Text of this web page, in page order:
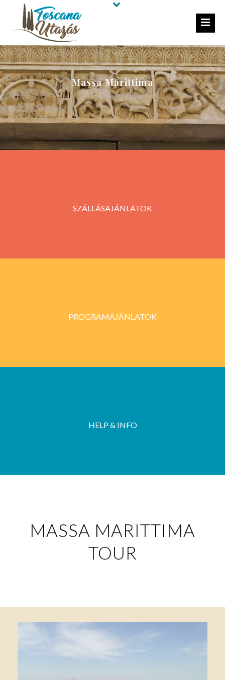
Massa Marittima
SZÁLLÁSAJÁNLATOK
PROGRAMAJÁNLATOK
HELP & INFO
MASSA MARITTIMA
TOUR